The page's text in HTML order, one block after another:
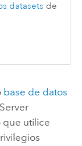
datasets de
base de datos
que utilice